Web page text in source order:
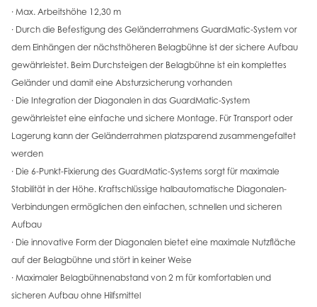
· Max. Arbeitshöhe 12,30 m
· Durch die Befestigung des Geländerrahmens GuardMatic-System vor
dem Einhängen der nächsthöheren Belagbühne ist der sichere Aufbau
gewährleistet. Beim Durchsteigen der Belagbühne ist ein komplettes
Geländer und damit eine Absturzsicherung vorhanden
· Die Integration der Diagonalen in das GuardMatic-System
gewährleistet eine einfache und sichere Montage. Für Transport oder
Lagerung kann der Geländerrahmen platzsparend zusammengefaltet
werden
· Die 6-Punkt-Fixierung des GuardMatic-Systems sorgt für maximale
Stabilität in der Höhe. Kraftschlüssige halbautomatische Diagonalen-
Verbindungen ermöglichen den einfachen, schnellen und sicheren
Aufbau
· Die innovative Form der Diagonalen bietet eine maximale Nutzfläche
auf der Belagbühne und stört in keiner Weise
· Maximaler Belagbühnenabstand von 2 m für komfortablen und
sicheren Aufbau ohne Hilfsmittel